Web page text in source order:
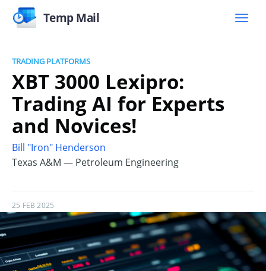
Temp Mail
TRADING PLATFORMS
XBT 3000 Lexipro:
Trading AI for Experts
and Novices!
Bill "Iron" Henderson
Texas A&M — Petroleum Engineering
25 FEB 2025